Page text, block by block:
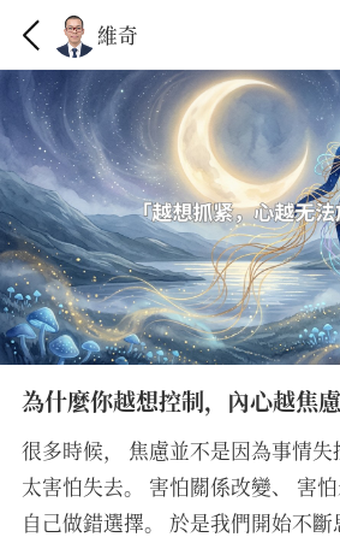
維奇
為什麼你越想控制，內心越焦慮
很多時候， 焦慮並不是因為事情
太害怕失去。 害怕關係改變、 害
自己做錯選擇。 於是我們開始不